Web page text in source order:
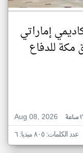
إماراتي
للدفاع
Aug 08, 2026
عدد الكلمات: ٨٠٥ ميديا: ٦